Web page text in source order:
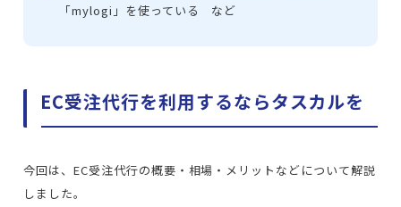
「mylogi」を使っている など
EC受注代行を利用するならタスカルを
今回は、EC受注代行の概要・相場・メリットなどについて解説
しました。